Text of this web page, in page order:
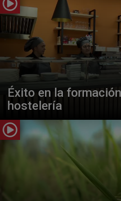
Éxito en la
hostelería